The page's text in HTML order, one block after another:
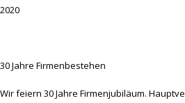
2020
30 Jahre Firmenbestehen
Wir feiern 30 Jahre Firmenjubiläum.